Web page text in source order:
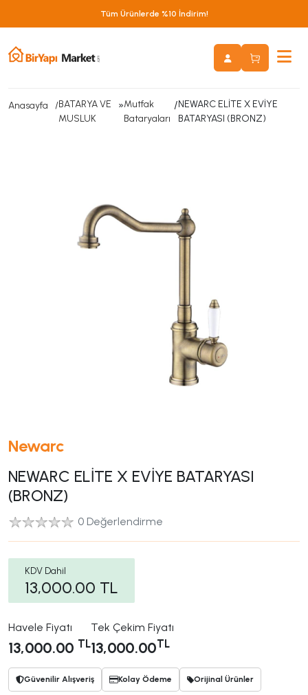
Tüm Ürünlerde %10 İndirim!
Anasayfa
BATARYA VE
MUSLUK
»Mutfak
Bataryaları
/NEWARC ELİTE X EVİYE
BATARYASI (BRONZ)
Newarc
NEWARC ELİTE X EVİYE BATARYASI
(BRONZ)
0 Değerlendirme
KDV Dahil
13,000.00 TL
Havele Fiyatı
13,000.00 TL
Tek Çekim Fiyatı
13,000.00TL
Güvenilir Alışveriş Kolay Ödeme Orijinal Ürünler